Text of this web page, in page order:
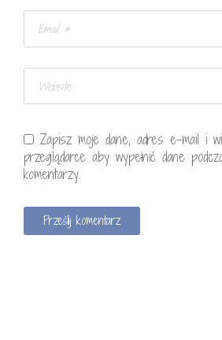
Zapisz moje dane, adres e-mail i
przeglądarce aby wypełnić dane
komentarzy.